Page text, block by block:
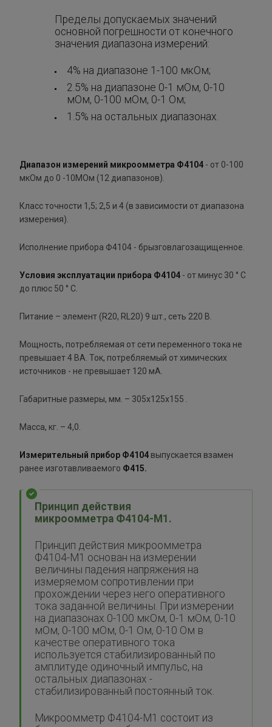
Пределы допускаемых значений
основной погрешности от конечного
значения диапазона измерений:
4% на диапазоне 1-100 мкОм;
2.5% на диапазоне 0-1 мОм, 0-10
мОм, 0-100 мОм, 0-1 Ом;
1.5% на остальных диапазонах.
Диапазон измерений микроомметра Ф4104 - от 0-100
мкОм до 0 -10МОм (12 диапазонов).
Класс точности 1,5; 2,5 и 4 (в зависимости от диапазона
измерения).
Исполнение прибора Ф4104 - брызговлагозащищенное.
Условия эксплуатации прибора Ф4104 - от минус 30 ° С
до плюс 50 ° С.
Питание – элемент (R20, RL20) 9 шт., сеть 220 В.
Мощность, потребляемая от сети переменного тока не
превышает 4 ВА. Ток, потребляемый от химических
источников - не превышает 120 мА.
Габаритные размеры, мм. – 305х125х155 .
Масса, кг. – 4,0.
Измерительный прибор Ф4104 выпускается взамен
ранее изготавливаемого Ф415.
Принцип действия
микроомметра Ф4104-М1.
Принцип действия микроомметра
Ф4104-М1 основан на измерении
величины падения напряжения на
измеряемом сопротивлении при
прохождении через него оперативного
тока заданной величины. При измерении
на диапазонах 0-100 мкОм, 0-1 мОм, 0-10
мОм, 0-100 мОм, 0-1 Ом, 0-10 Ом в
качестве оперативного тока
используется стабилизированный по
амплитуде одиночный импульс, на
остальных диапазонах -
стабилизированный постоянный ток.
Микроомметр Ф4104-М1 состоит из